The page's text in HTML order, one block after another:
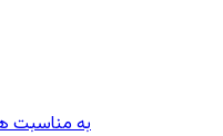
به مناسبت